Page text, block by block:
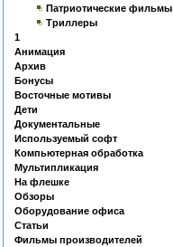
Патриотические фильмы
Триллеры
1
Анимация
Архив
Бонусы
Восточные мотивы
Дети
Документальные
Используемый софт
Компьютерная обработка
Мультипликация
На флешке
Обзоры
Оборудование офиса
Статьи
Фильмы производителей